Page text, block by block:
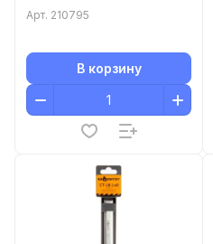
Арт. 210795
В корзину